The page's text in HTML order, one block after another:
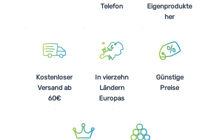
Telefon
Eigenprodukte
her
Kostenloser
Versand ab
60€
In vierzehn
Ländern
Europas
Günstige
Preise